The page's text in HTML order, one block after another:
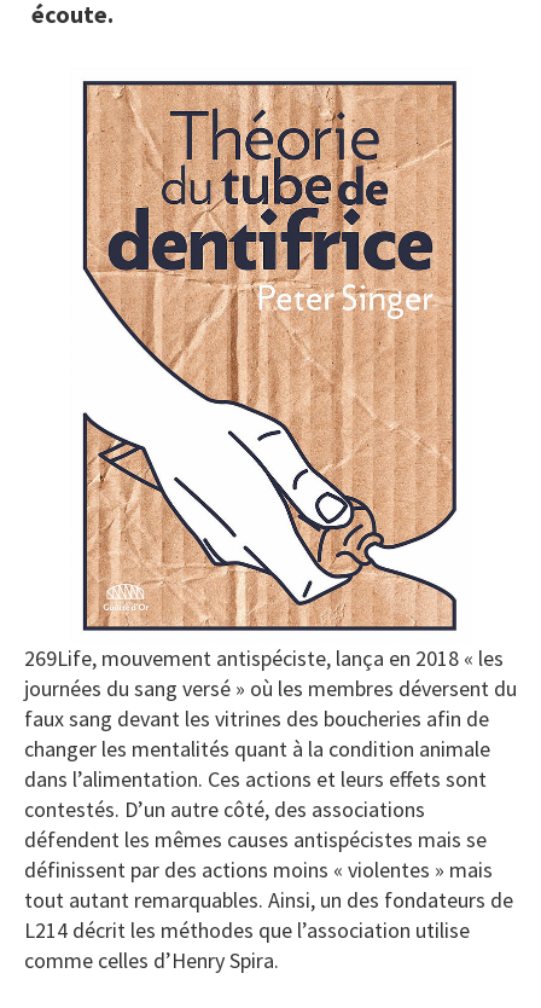
écoute.
269Life, mouvement antispéciste, lança en 2018 « les
journées du sang versé » où les membres déversent du
faux sang devant les vitrines des boucheries afin de
changer les mentalités quant à la condition animale
dans l’alimentation. Ces actions et leurs effets sont
contestés. D’un autre côté, des associations
défendent les mêmes causes antispécistes mais se
définissent par des actions moins « violentes » mais
tout autant remarquables. Ainsi, un des fondateurs de
L214 décrit les méthodes que l’association utilise
comme celles d’Henry Spira.